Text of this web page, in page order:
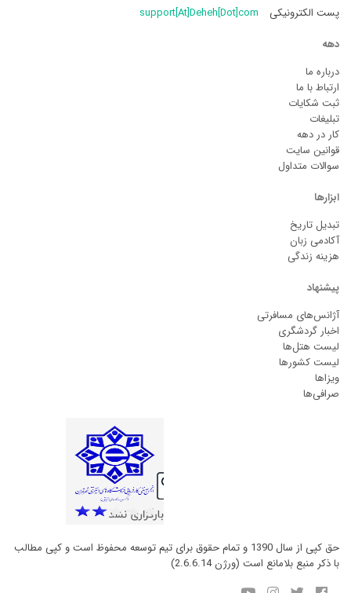
پست الکترونیکی
support[At]Deheh[Dot]com
دهه
درباره ما
ارتباط با ما
ثبت شکایات
تبلیغات
کار در دهه
قوانین سایت
سوالات متداول
ابزارها
تبدیل تاریخ
آکادمی زبان
هزینه زندگی
پیشنهاد
آژانس‌های مسافرتی
اخبار گردشگری
لیست هتل‌ها
لیست کشورها
ویزاها
صرافی‌ها
حق کپی از سال 1390 و تمام حقوق برای تیم توسعه محفوظ است و کپی مطالب
با ذکر منبع بلامانع است (ورژن 2.6.6.14)